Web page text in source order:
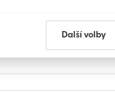
Další volby